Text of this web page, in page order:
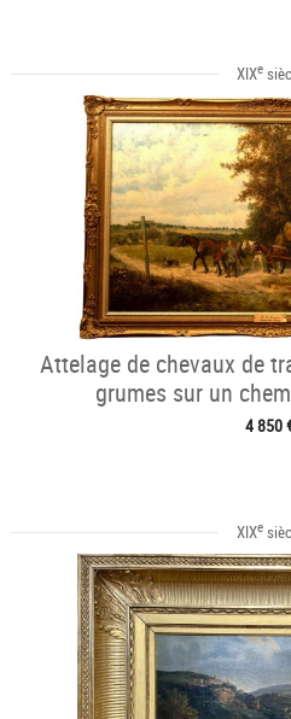
XIXe
Attelage de chevaux de
grumes sur un
4 850
XIXe